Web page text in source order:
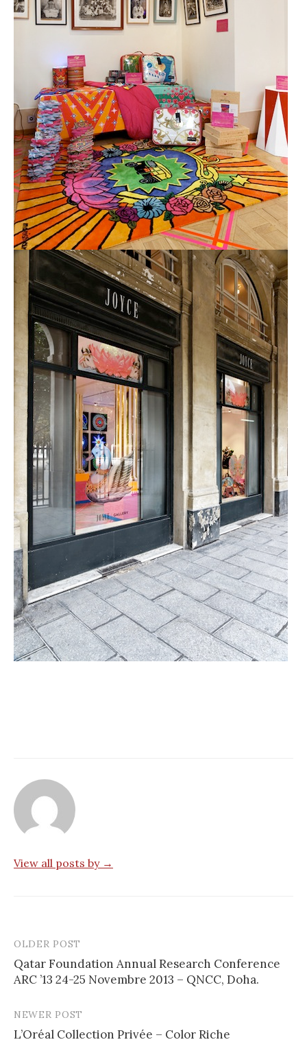
View all posts by →
P
o
s
OLDER POST
Qatar Foundation Annual Research Conference
ARC ’13 24-25 Novembre 2013 – QNCC, Doha.
NEWER POST
L’Oréal Collection Privée – Color Riche